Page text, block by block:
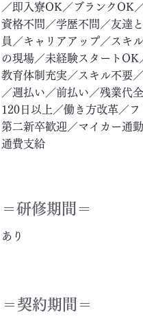
／即入寮OK／ブランクOK
資格不問／学歴不問／友達
員／キャリアアップ／スキ
の現場／未経験スタート
教育体制充実／スキル不要
／週払い／前払い／残業代
120日以上／働き方改革／
第二新卒歓迎／マイカー通
通費支給
＝​研修期間＝
あり
＝契約期間＝